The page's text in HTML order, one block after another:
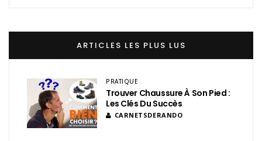
ARTICLES LES PLUS LUS
PRATIQUE
Trouver Chaussure À Son Pied :
Les Clés Du Succès
CARNETSDERANDO